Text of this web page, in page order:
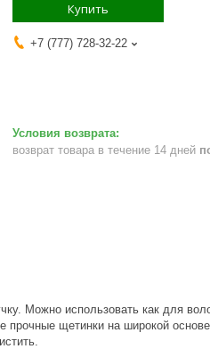
Купить
+7 (777) 728-32-22
возврат товара в течение 14 дней
Можно использовать как для
прочные щетинки на широкой